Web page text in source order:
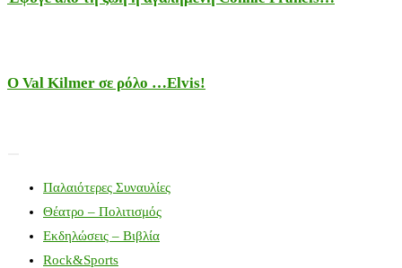
Ο Val Kilmer σε ρόλο …Elvis!
Παλαιότερες Συναυλίες
Θέατρο – Πολιτισμός
Εκδηλώσεις – Βιβλία
Rock&Sports